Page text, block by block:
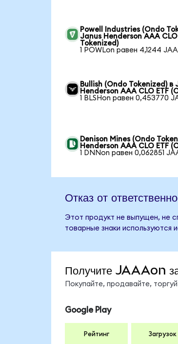
Powell Industries (Ondo
Janus Henderson AAA
Tokenized)
1 POWLon равен 4,1244
Bullish (Ondo Tokenized) в
Henderson AAA CLO ETF
1 BLSHon равен 0,453770
Denison Mines (Ondo
Henderson AAA CLO ETF
1 DNNon равен 0,062851
Отказ от
Этот продукт не выпущен, не
товарные знаки используются
Получите JAAAon
Покупайте, продавайте,
Google Play
Рейтинг Загрузок